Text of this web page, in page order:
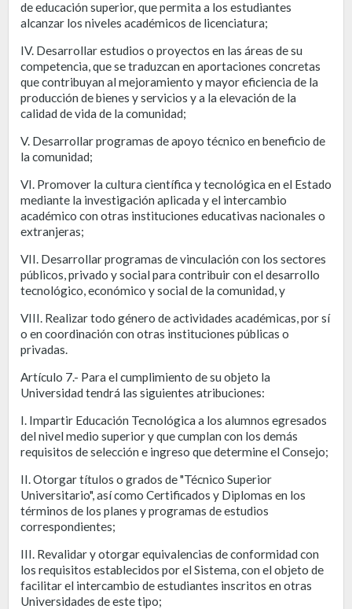
de educación superior, que permita a los estudiantes
alcanzar los niveles académicos de licenciatura;
IV. Desarrollar estudios o proyectos en las áreas de su
competencia, que se traduzcan en aportaciones concretas
que contribuyan al mejoramiento y mayor eficiencia de la
producción de bienes y servicios y a la elevación de la
calidad de vida de la comunidad;
V. Desarrollar programas de apoyo técnico en beneficio de
la comunidad;
VI. Promover la cultura científica y tecnológica en el Estado
mediante la investigación aplicada y el intercambio
académico con otras instituciones educativas nacionales o
extranjeras;
VII. Desarrollar programas de vinculación con los sectores
públicos, privado y social para contribuir con el desarrollo
tecnológico, económico y social de la comunidad, y
VIII. Realizar todo género de actividades académicas, por sí
o en coordinación con otras instituciones públicas o
privadas.
Artículo 7.- Para el cumplimiento de su objeto la
Universidad tendrá las siguientes atribuciones:
I. Impartir Educación Tecnológica a los alumnos egresados
del nivel medio superior y que cumplan con los demás
requisitos de selección e ingreso que determine el Consejo;
II. Otorgar títulos o grados de "Técnico Superior
Universitario", así como Certificados y Diplomas en los
términos de los planes y programas de estudios
correspondientes;
III. Revalidar y otorgar equivalencias de conformidad con
los requisitos establecidos por el Sistema, con el objeto de
facilitar el intercambio de estudiantes inscritos en otras
Universidades de este tipo;